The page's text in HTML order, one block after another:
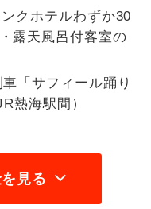
クホテルわずか30
露天風呂付客室の
「サフィール踊り
熱海駅間）
見る
能な個人型プランで
参加いただけるコースで